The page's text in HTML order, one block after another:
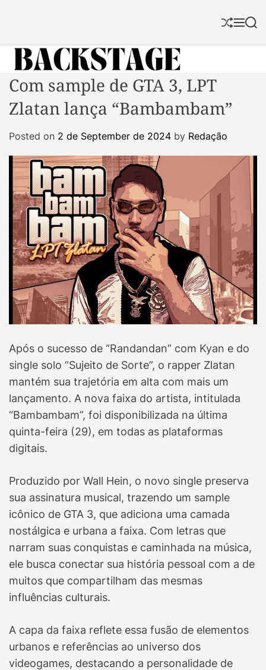
S
f
M S
c
B
a
c
s
t
a
M
a
g
Com sample de GTA 3, LPT
Zlatan lança “Bambambam”
Posted on 2 de September de 2024 by Redação
Após o sucesso de “Randandan” com Kyan e do
single solo “Sujeito de Sorte”, o rapper Zlatan
mantém sua trajetória em alta com mais um
lançamento. A nova faixa do artista, intitulada
“Bambambam”, foi disponibilizada na última
quinta-feira (29), em todas as plataformas
digitais.
Produzido por Wall Hein, o novo single preserva
sua assinatura musical, trazendo um sample
icônico de GTA 3, que adiciona uma camada
nostálgica e urbana a faixa. Com letras que
narram suas conquistas e caminhada na música,
ele busca conectar sua história pessoal com a de
muitos que compartilham das mesmas
influências culturais.
A capa da faixa reflete essa fusão de elementos
urbanos e referências ao universo dos
videogames, destacando a personalidade de